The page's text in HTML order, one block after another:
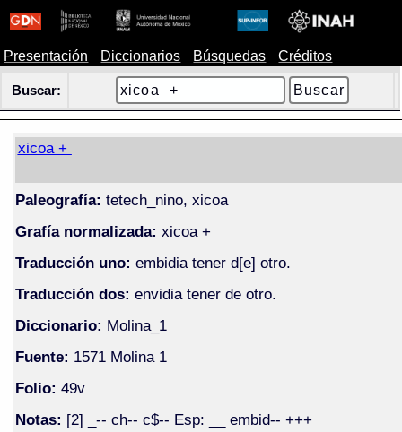
Presentación Diccionarios Búsquedas Créditos
Buscar:
xicoa +
Paleografía: tetech_nino, xicoa
Grafía normalizada: xicoa +
Traducción uno: embidia tener d[e] otro.
Traducción dos: envidia tener de otro.
Diccionario: Molina_1
Fuente: 1571 Molina 1
Folio: 49v
Notas: [2] _-- ch-- c$-- Esp: __ embid-- +++